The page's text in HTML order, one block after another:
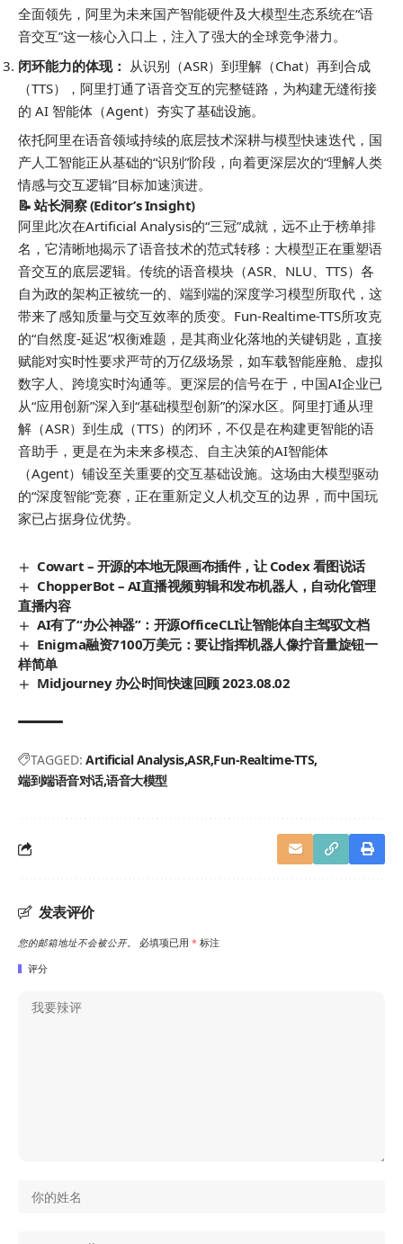
全面领先，阿里为未来国产智能硬件及大模型生态系统在“语
音交互”这一核心入口上，注入了强大的全球竞争潜力。
闭环能力的体现： 从识别（ASR）到理解（Chat）再到合成
（TTS），阿里打通了语音交互的完整链路，为构建无缝衔接
的 AI 智能体（Agent）夯实了基础设施。
依托阿里在语音领域持续的底层技术深耕与模型快速迭代，国
产人工智能正从基础的“识别”阶段，向着更深层次的“理解人类
情感与交互逻辑”目标加速演进。
📝 站长洞察 (Editor’s Insight)
阿里此次在Artificial Analysis的“三冠”成就，远不止于榜单排
名，它清晰地揭示了语音技术的范式转移：大模型正在重塑语
音交互的底层逻辑。传统的语音模块（ASR、NLU、TTS）各
自为政的架构正被统一的、端到端的深度学习模型所取代，这
带来了感知质量与交互效率的质变。Fun-Realtime-TTS所攻克
的“自然度-延迟”权衡难题，是其商业化落地的关键钥匙，直接
赋能对实时性要求严苛的万亿级场景，如车载智能座舱、虚拟
数字人、跨境实时沟通等。更深层的信号在于，中国AI企业已
从“应用创新”深入到“基础模型创新”的深水区。阿里打通从理
解（ASR）到生成（TTS）的闭环，不仅是在构建更智能的语
音助手，更是在为未来多模态、自主决策的AI智能体
（Agent）铺设至关重要的交互基础设施。这场由大模型驱动
的“深度智能”竞赛，正在重新定义人机交互的边界，而中国玩
家已占据身位优势。
Cowart – 开源的本地无限画布插件，让 Codex 看图说话
ChopperBot – AI直播视频剪辑和发布机器人，自动化管理
直播内容
AI有了“办公神器”：开源OfficeCLI让智能体自主驾驭文档
Enigma融资7100万美元：要让指挥机器人像拧音量旋钮一
样简单
Midjourney 办公时间快速回顾 2023.08.02
TAGGED: Artificial AnalysisASR Fun-Realtime-TTS
端到端语音对话语音大模型
发表评价
您的邮箱地址不会被公开。 必填项已用 * 标注
评分